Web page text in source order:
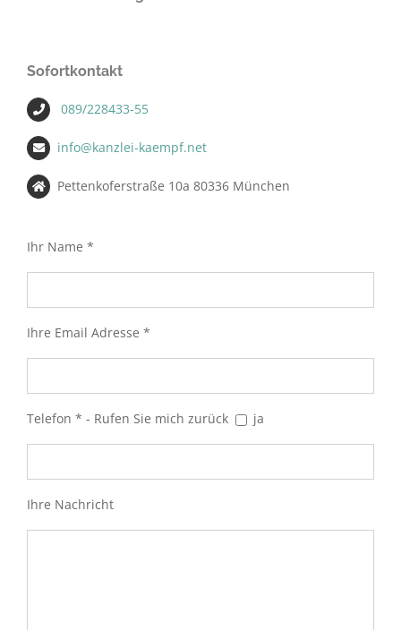
Sofortkontakt
089/228433-55
info@kanzlei-kaempf.net
Pettenkoferstraße 10a 80336 München
Ihr Name *
Ihre Email Adresse *
Telefon * - Rufen Sie mich zurück ja
Ihre Nachricht